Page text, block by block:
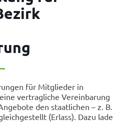
für Mitglieder in
vertragliche Vereinbarung
den staatlichen – z. B.
(Erlass). Dazu laden